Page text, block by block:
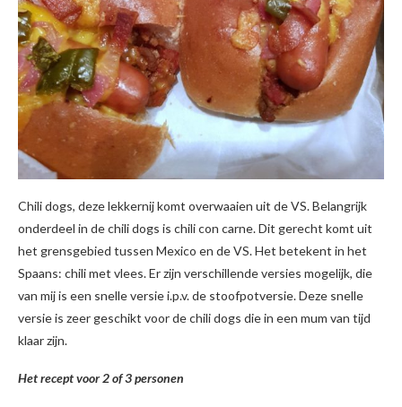
Chili dogs, deze lekkernij komt overwaaien uit de VS. Belangrijk
onderdeel in de chili dogs is chili con carne. Dit gerecht komt uit
het grensgebied tussen Mexico en de VS. Het betekent in het
Spaans: chili met vlees. Er zijn verschillende versies mogelijk, die
van mij is een snelle versie i.p.v. de stoofpotversie. Deze snelle
versie is zeer geschikt voor de chili dogs die in een mum van tijd
klaar zijn.
Het recept voor 2 of 3 personen